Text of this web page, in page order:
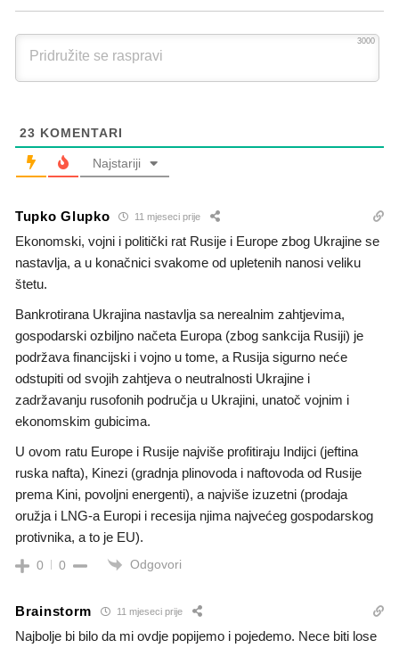
3000
23 KOMENTARI
Najstariji
Tupko Glupko 11 mjeseci prije
Ekonomski, vojni i politički rat Rusije i Europe zbog Ukrajine se
nastavlja, a u konačnici svakome od upletenih nanosi veliku
štetu.
Bankrotirana Ukrajina nastavlja sa nerealnim zahtjevima,
gospodarski ozbiljno načeta Europa (zbog sankcija Rusiji) je
podržava financijski i vojno u tome, a Rusija sigurno neće
odstupiti od svojih zahtjeva o neutralnosti Ukrajine i
zadržavanju rusofonih područja u Ukrajini, unatoč vojnim i
ekonomskim gubicima.
U ovom ratu Europe i Rusije najviše profitiraju Indijci (jeftina
ruska nafta), Kinezi (gradnja plinovoda i naftovoda od Rusije
prema Kini, povoljni energenti), a najviše izuzetni (prodaja
oružja i LNG-a Europi i recesija njima najvećeg gospodarskog
protivnika, a to je EU).
0 0 Odgovori
Brainstorm 11 mjeseci prije
Najbolje bi bilo da mi ovdje popijemo i pojedemo. Nece biti lose